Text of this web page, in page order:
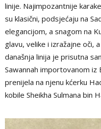
linije. Najimpozantnije
su klasični, podsjećaju na
elegancijom, a snagom na
glavu, velike i izražajne oči,
današnja linija je prisutna
Sawannah importovanom iz
prenijela na njenu kćerku
kobile Sheikha Sulmana bin